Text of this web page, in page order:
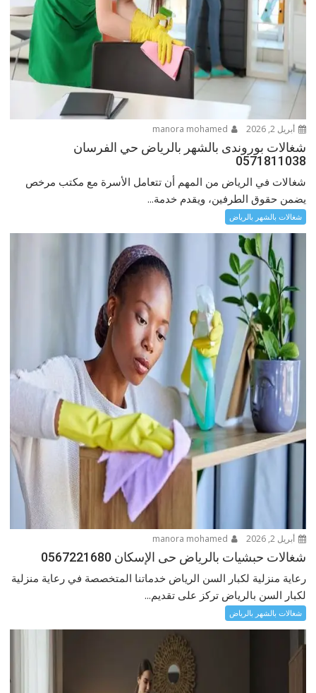
أبريل 2, 2026
شغالات بوروندى بالشهر بالرياض حي الفرسان
0571811038
شغالات في الرياض من المهم أن تتعامل الأسرة مع مكتب مرخص
يضمن حقوق الطرفين، ويقدم خدمة...
شغالات بالشهر بالرياض
أبريل 2, 2026
شغالات حبشيات بالرياض حى الإسكان 0567221680
رعاية منزلية لكبار السن الرياض خدماتنا المتخصصة في رعاية منزلية
لكبار السن بالرياض تركز على تقديم...
شغالات بالشهر بالرياض